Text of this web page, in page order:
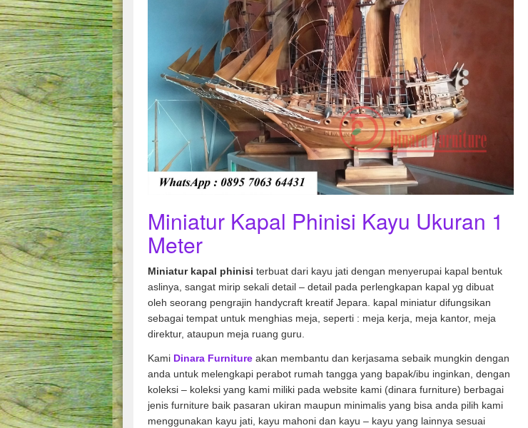
Miniatur Kapal Phinisi Kayu Ukuran 1
Meter
Miniatur kapal phinisi terbuat dari kayu jati dengan menyerupai kapal bentuk
aslinya, sangat mirip sekali detail – detail pada perlengkapan kapal yg dibuat
oleh seorang pengrajin handycraft kreatif Jepara. kapal miniatur difungsikan
sebagai tempat untuk menghias meja, seperti : meja kerja, meja kantor, meja
direktur, ataupun meja ruang guru.
Kami Dinara Furniture akan membantu dan kerjasama sebaik mungkin dengan
anda untuk melengkapi perabot rumah tangga yang bapak/ibu inginkan, dengan
koleksi – koleksi yang kami miliki pada website kami (dinara furniture) berbagai
jenis furniture baik pasaran ukiran maupun minimalis yang bisa anda pilih kami
menggunakan kayu jati, kayu mahoni dan kayu – kayu yang lainnya sesuai